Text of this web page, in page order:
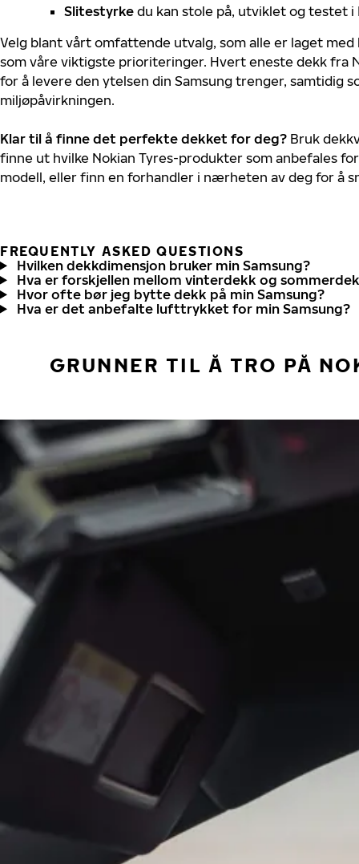
Slitestyrke du kan stole på, utviklet og testet i
Velg blant vårt omfattende utvalg, som alle er laget
som våre viktigste prioriteringer. Hvert eneste dekk fra
for å levere den ytelsen din Samsung trenger, samtidig
miljøpåvirkningen.
Klar til å finne det perfekte dekket for deg? Bruk
finne ut hvilke Nokian Tyres-produkter som anbefales
modell, eller finn en forhandler i nærheten av deg for å
FREQUENTLY ASKED QUESTIONS
Hvilken dekkdimensjon bruker min Samsung?
Hva er forskjellen mellom vinterdekk og
Hvor ofte bør jeg bytte dekk på min Samsung?
Hva er det anbefalte lufttrykket for min Samsung?
GRUNNER TIL Å TRO PÅ